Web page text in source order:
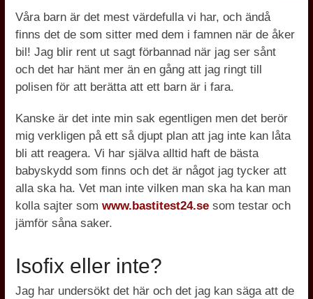
Våra barn är det mest värdefulla vi har, och ändå
finns det de som sitter med dem i famnen när de åker
bil! Jag blir rent ut sagt förbannad när jag ser sånt
och det har hänt mer än en gång att jag ringt till
polisen för att berätta att ett barn är i fara.
Kanske är det inte min sak egentligen men det berör
mig verkligen på ett så djupt plan att jag inte kan låta
bli att reagera. Vi har själva alltid haft de bästa
babyskydd som finns och det är något jag tycker att
alla ska ha. Vet man inte vilken man ska ha kan man
kolla sajter som www.bastitest24.sesom testar och
jämför såna saker.
Isofix eller inte?
Jag har undersökt det här och det jag kan säga att de